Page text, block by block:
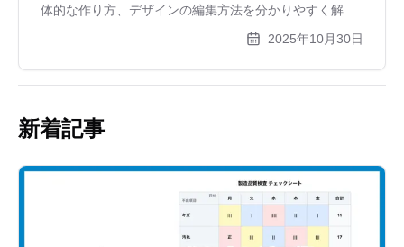
体的な作り方、デザインの編集方法を分かりやすく解説
2025年10月30日
新着記事